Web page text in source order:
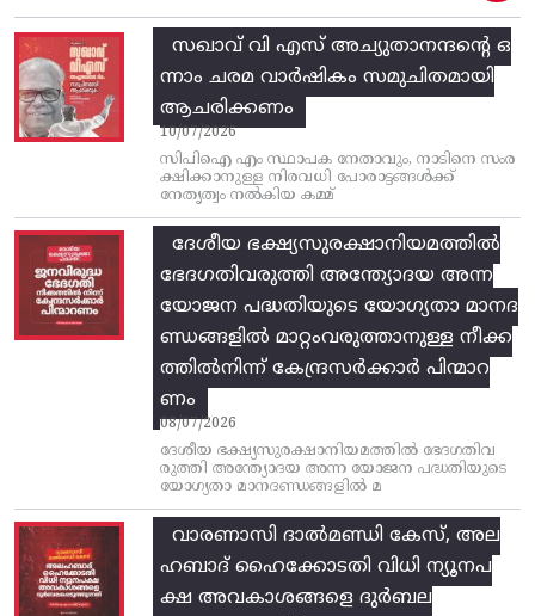
സഖാവ് വി എസ്‌ അച്യുതാനന്ദന്റെ ഒ
ന്നാം ചരമ വാര്‍ഷികം സമുചിതമായി
ആചരിക്കണം
10/07/2026
സിപിഐ എം സ്ഥാപക നേതാവും, നാടിനെ സംര
ക്ഷിക്കാനുള്ള നിരവധി പോരാട്ടങ്ങള്‍ക്ക്‌
നേതൃത്വം നല്‍കിയ കമ്മ്
ദേശീയ ഭക്ഷ്യസുരക്ഷാനിയമത്തിൽ
ഭേദഗതിവരുത്തി അന്ത്യോദയ അന്ന
യോജന പദ്ധതിയുടെ യോഗ്യതാ മാനദ
ണ്ഡങ്ങളിൽ മാറ്റംവരുത്താനുള്ള നീക്ക
ത്തിൽനിന്ന്‌ കേന്ദ്രസർക്കാർ പിന്മാറ
ണം
08/07/2026
ദേശീയ ഭക്ഷ്യസുരക്ഷാനിയമത്തിൽ ഭേദഗതിവ
രുത്തി അന്ത്യോദയ അന്ന യോജന പദ്ധതിയുടെ
യോഗ്യതാ മാനദണ്ഡങ്ങളിൽ മ
വാരണാസി ദാൽമണ്ഡി കേസ്, അല
ഹബാദ് ഹൈക്കോടതി വിധി ന്യൂനപ
ക്ഷ അവകാശങ്ങളെ ദുർബല